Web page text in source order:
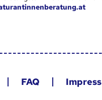
FAQ